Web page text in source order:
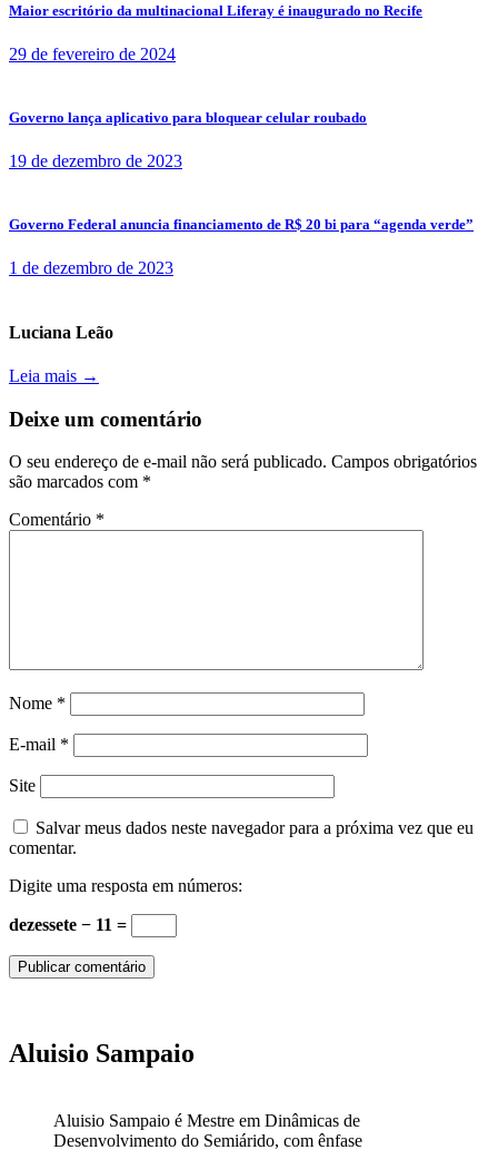
Maior escritório da multinacional Liferay é inaugurado no Recife
29 de fevereiro de 2024
Governo lança aplicativo para bloquear celular roubado
19 de dezembro de 2023
Governo Federal anuncia financiamento de R$ 20 bi para “agenda verde”
1 de dezembro de 2023
Luciana Leão
Leia mais →
Deixe um comentário
O seu endereço de e-mail não será publicado. Campos obrigatórios
são marcados com *
Comentário *
Nome *
E-mail *
Site
Salvar meus dados neste navegador para a próxima vez que eu
comentar.
Digite uma resposta em números:
dezessete − 11 =
Aluisio Sampaio
Aluisio Sampaio é Mestre em Dinâmicas de
Desenvolvimento do Semiárido, com ênfase